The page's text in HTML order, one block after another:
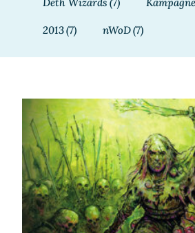
2013(7) nWoD(7)
Scorp spielt Solo –
Wizards – Dunkle